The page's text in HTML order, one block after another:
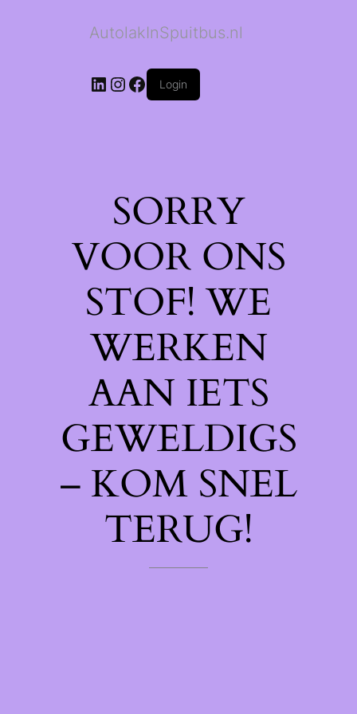
AutolakInSpuitbus.nl
LinkedIn
Instagram
Facebook
Login
SORRY
VOOR ONS
STOF! WE
WERKEN
AAN IETS
GEWELDIGS
– KOM SNEL
TERUG!